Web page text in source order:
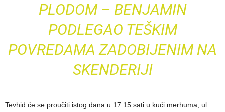
PLODOM – BENJAMIN
PODLEGAO TEŠKIM
POVREDAMA ZADOBIJENIM NA
SKENDERIJI
Tevhid će se proučiti istog dana u 17:15 sati u kući merhuma, ul.